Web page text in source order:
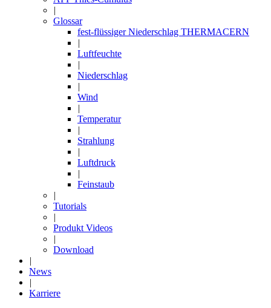
|
Glossar
fest-flüssiger Niederschlag THERMACERN
|
Luftfeuchte
|
Niederschlag
|
Wind
|
Temperatur
|
Strahlung
|
Luftdruck
|
Feinstaub
|
Tutorials
|
Produkt Videos
|
Download
|
News
|
Karriere